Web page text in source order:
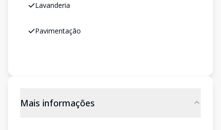
Lavanderia
Pavimentação
Mais informações